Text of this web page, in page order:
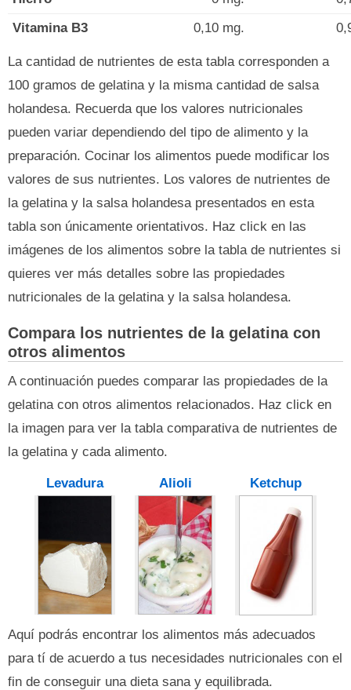
Vitamina B3
0,10 mg.
La cantidad de nutrientes de esta tabla corresponden a
100 gramos de gelatina y la misma cantidad de salsa
holandesa. Recuerda que los valores nutricionales
pueden variar dependiendo del tipo de alimento y la
preparación. Cocinar los alimentos puede modificar los
valores de sus nutrientes. Los valores de nutrientes de
la gelatina y la salsa holandesa presentados en esta
tabla son únicamente orientativos. Haz click en las
imágenes de los alimentos sobre la tabla de nutrientes si
quieres ver más detalles sobre las propiedades
nutricionales de la gelatina y la salsa holandesa.
Compara los nutrientes de la gelatina con
otros alimentos
A continuación puedes comparar las propiedades de la
gelatina con otros alimentos relacionados. Haz click en
la imagen para ver la tabla comparativa de nutrientes de
la gelatina y cada alimento.
Levadura Alioli Ketchup
Aquí podrás encontrar los alimentos más adecuados
para tí de acuerdo a tus necesidades nutricionales con el
fin de conseguir una dieta sana y equilibrada.